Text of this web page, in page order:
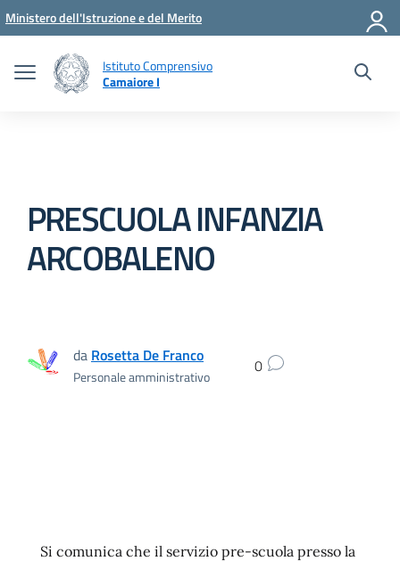
Vai ai contenuti
Vai al menu di navigazione
Vai al footer
Ministero dell'Istruzione e del Merito
Istituto Comprensivo
Camaiore I
PRESCUOLA INFANZIA
ARCOBALENO
da Rosetta De Franco
Personale amministrativo 0
Si comunica che il servizio pre-scuola presso la